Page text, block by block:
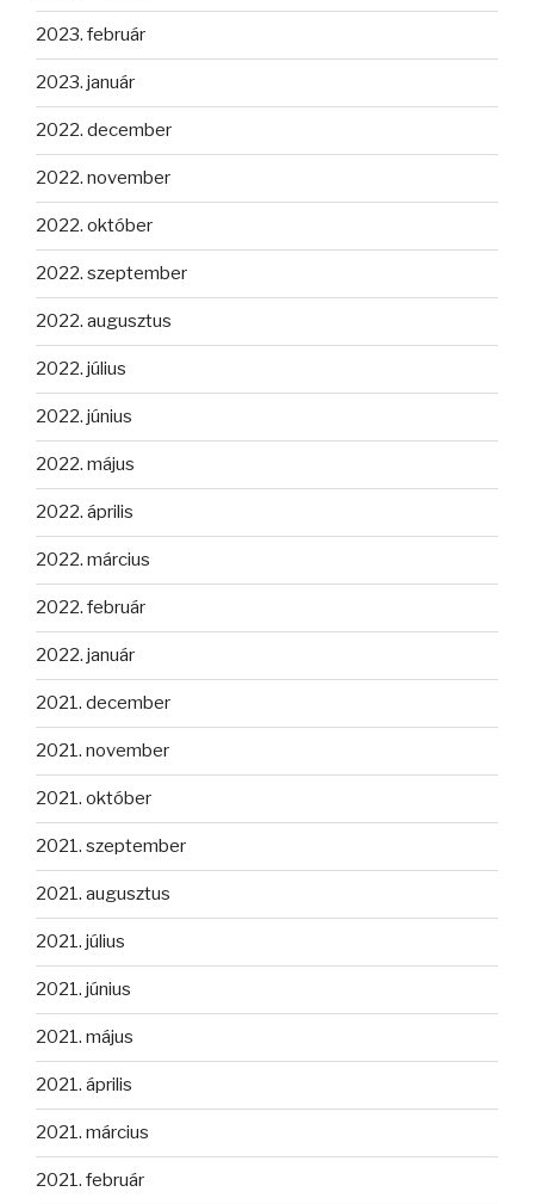
2023. február
2023. január
2022. december
2022. november
2022. október
2022. szeptember
2022. augusztus
2022. július
2022. június
2022. május
2022. április
2022. március
2022. február
2022. január
2021. december
2021. november
2021. október
2021. szeptember
2021. augusztus
2021. július
2021. június
2021. május
2021. április
2021. március
2021. február